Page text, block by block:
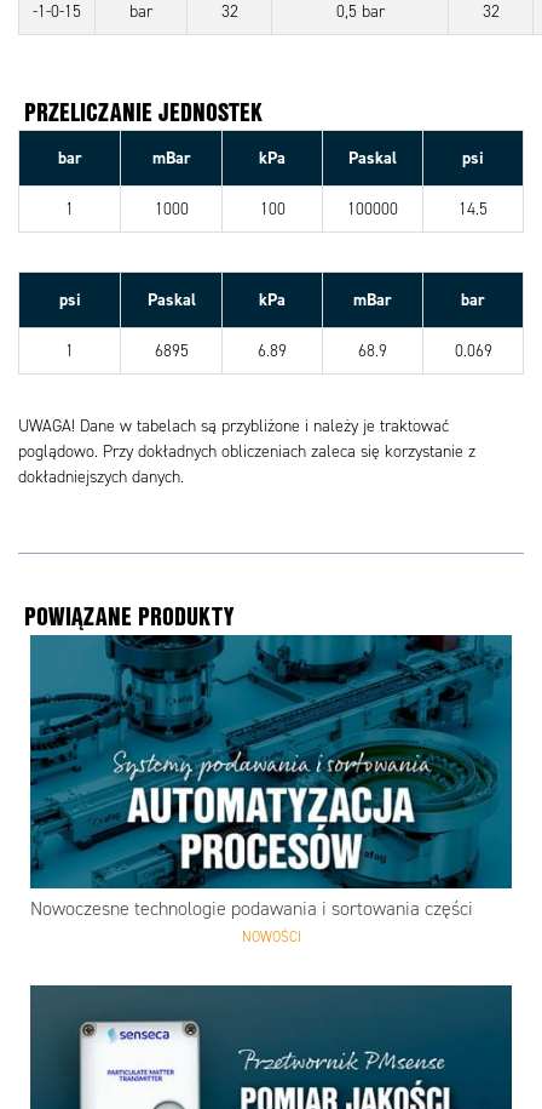
-1-0-15 bar 32 0,5 bar 32
PRZELICZANIE JEDNOSTEK
bar mBar kPa Paskal psi
1 1000 100 100000 14.5
psi Paskal kPa mBar bar
1 6895 6.89 68.9 0.069
UWAGA! Dane w tabelach są przybliżone i należy je traktować
poglądowo. Przy dokładnych obliczeniach zaleca się korzystanie z
dokładniejszych danych.
POWIĄZANE PRODUKTY
Nowoczesne technologie podawania i sortowania części
NOWOŚCI